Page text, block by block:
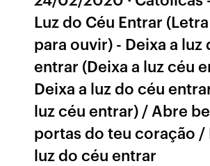
Luz do Céu Entrar
para ouvir) - Deixa a luz
entrar (Deixa a luz céu
Deixa a luz do céu
luz céu entrar) / Abre
portas do teu coração /
luz do céu entrar